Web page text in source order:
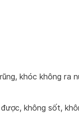
khóc không ra
không sốt,